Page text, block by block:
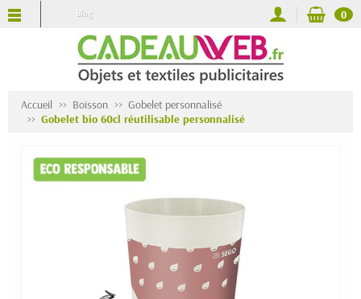
Blog 0
Accueil Boisson
Gobelet personnalisé
Gobelet bio 60cl réutilisable personnalisé